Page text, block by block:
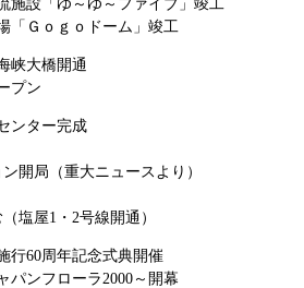
施設「ゆ～ゆ～ファイブ」竣工
「Ｇｏｇｏドーム」竣工
峡大橋開通
プン
ンター完成
開局（重大ニュースより）
塩屋1・2号線開通）
行60周年記念式典開催
パンフローラ2000～開幕